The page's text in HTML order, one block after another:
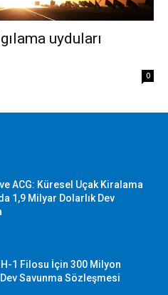
uyduları
0
ve ACG: Küresel Uçak Kiralama
1,9 Milyar Dolarlık Dev
H-1 Filosu İçin 300 Milyon
Savunma Sözleşmesi